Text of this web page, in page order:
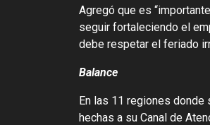
Agregó que es
seguir fortaleciendo el
debe respetar el feriado
Balance
En las 11 regiones
hechas a su Canal de